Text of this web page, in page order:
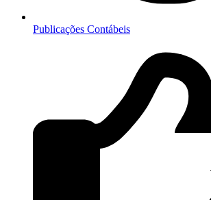
Publicações Contábeis